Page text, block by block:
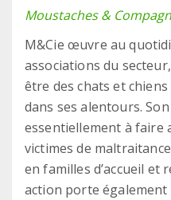
Moustaches &
M&Cie œuvre au
associations du
être des chats et
dans ses alentours.
essentiellement à faire
victimes de
en familles d’accueil et
action porte